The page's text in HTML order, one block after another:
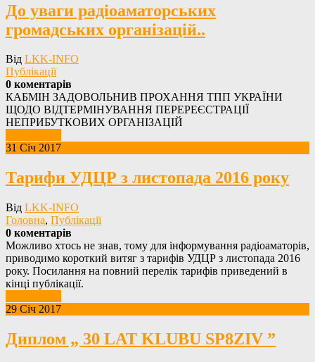
До уваги радіоаматорських
громадських організацій..
Від LKK-INFO
Публікації
0 коментарів
КАБМІН ЗАДОВОЛЬНИВ ПРОХАННЯ ТПП УКРАЇНИ
ЩОДО ВІДТЕРМІНУВАННЯ ПЕРЕРЕЄСТРАЦІЇ
НЕПРИБУТКОВИХ ОРГАНІЗАЦІЙ
31 Січ 2017
Тарифи УДЦР з листопада 2016 року
Від LKK-INFO
Головна, Публікації
0 коментарів
Можливо хтось не знав, тому для інформування радіоаматорів,
приводимо короткий витяг з тарифів УДЦР з листопада 2016
року. Посилання на повний перелік тарифів приведений в
кінці публікації.
29 Січ 2017
Диплом „ 30 LAT KLUBU SP8ZIV ”